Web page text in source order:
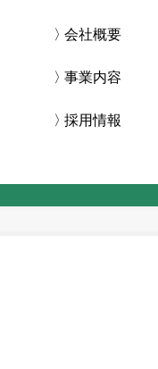
会社概要
事業内容
採用情報